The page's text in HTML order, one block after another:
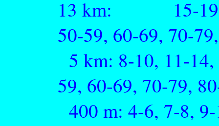
13 km: 15-
50-59, 60-69, 70-
5 km: 8-10, 11-
59, 60-69, 70-79,
400 m: 4-6, 7-8,